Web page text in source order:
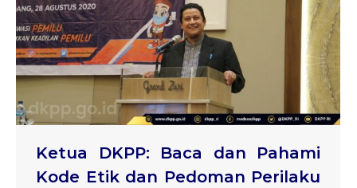
Ketua DKPP: Baca dan Pahami
Kode Etik dan Pedoman Perilaku